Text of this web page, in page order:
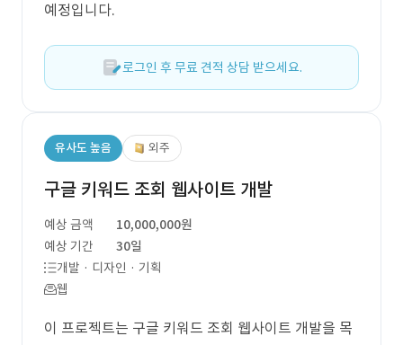
예정입니다.
로그인 후 무료 견적 상담 받으세요.
유사도 높음 외주
구글 키워드 조회 웹사이트 개발
예상 금액
10,000,000원
예상 기간
30일
개발 · 디자인 · 기획
웹
이 프로젝트는 구글 키워드 조회 웹사이트 개발을 목